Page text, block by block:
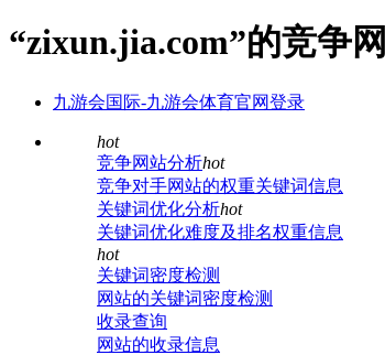
“zixun.jia.com”的竞争
九游会国际-九游会体育官网登录
hot
竞争网站分析hot
竞争对手网站的权重关键词信息
关键词优化分析hot
关键词优化难度及排名权重信息
hot
关键词密度检测
网站的关键词密度检测
收录查询
网站的收录信息